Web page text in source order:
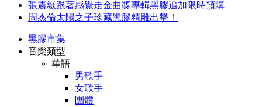
張震嶽跟著感覺走金曲獎專輯黑膠追加限時預購
周杰倫太陽之子珍藏黑膠精雕出擊！
黑膠市集
音樂類型
華語
男歌手
女歌手
團體